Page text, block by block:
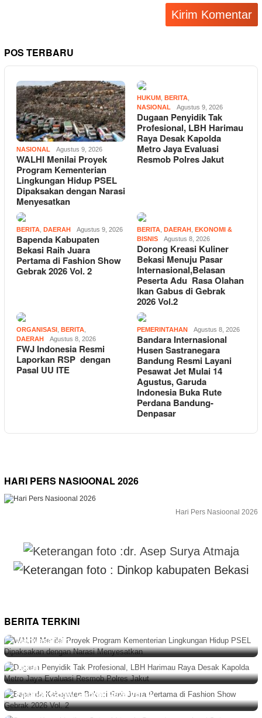
POS TERBARU
NASIONAL Agustus 9, 2026
WALHI Menilai Proyek
Program Kementerian
Lingkungan Hidup PSEL
Dipaksakan dengan Narasi
Menyesatkan
HUKUM BERITA
NASIONAL
Agustus 9, 2026
Dugaan Penyidik Tak
Profesional, LBH Harimau
Raya Desak Kapolda
Metro Jaya Evaluasi
Resmob Polres Jakut
BERITA DAERAH Agustus 9, 2026
Bapenda Kabupaten
Bekasi Raih Juara
Pertama di Fashion Show
Gebrak 2026 Vol. 2
BERITA DAERAH EKONOMI &
BISNIS
Agustus 8, 2026
Dorong Kreasi Kuliner
Bekasi Menuju Pasar
Internasional,Belasan
Peserta Adu Rasa Olahan
Ikan Gabus di Gebrak
2026 Vol.2
ORGANISASI BERITA
DAERAH
Agustus 8, 2026
FWJ Indonesia Resmi
Laporkan RSP dengan
Pasal UU ITE
PEMERINTAHAN Agustus 8, 2026
Bandara Internasional
Husen Sastranegara
Bandung Resmi Layani
Pesawat Jet Mulai 14
Agustus, Garuda
Indonesia Buka Rute
Perdana Bandung-
Denpasar
HARI PERS NASIOONAL 2026
Hari Pers Nasioonal 2026
BERITA TERKINI
WALHI Menilai Proyek Program Kementerian
Menyesatkan
HUKUM , BERITA NASIONAL Agustus 9, 2026
Dugaan Penyidik Tak Profesional, LBH Harimau Raya
Desak Kapolda Metro Jaya Evaluasi Resmob Polres
Jakut
BERITA , DAERAH Agustus 9, 2026
Bapenda Kabupaten Bekasi Raih Juara Pertama di
Fashion Show Gebrak 2026 Vol. 2
BERITA , DAERAH EKONOMI & BISNIS Agustus 8, 2026
Dorong Kreasi Kuliner Bekasi Menuju Pasar
Internasional,Belasan Peserta Adu Rasa Olahan Ikan